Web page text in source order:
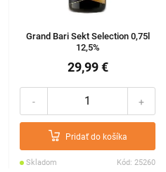
Grand Bari Sekt Selection 0,75l
12,5%
29,99 €
- +
Pridať do košíka
Skladom Kód: 25260